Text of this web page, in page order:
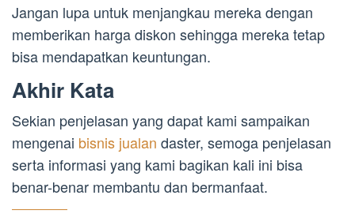
Jangan lupa untuk menjangkau mereka dengan
memberikan harga diskon sehingga mereka tetap
bisa mendapatkan keuntungan.
Akhir Kata
Sekian penjelasan yang dapat kami sampaikan
mengenai bisnis jualan daster, semoga penjelasan
serta informasi yang kami bagikan kali ini bisa
benar-benar membantu dan bermanfaat.